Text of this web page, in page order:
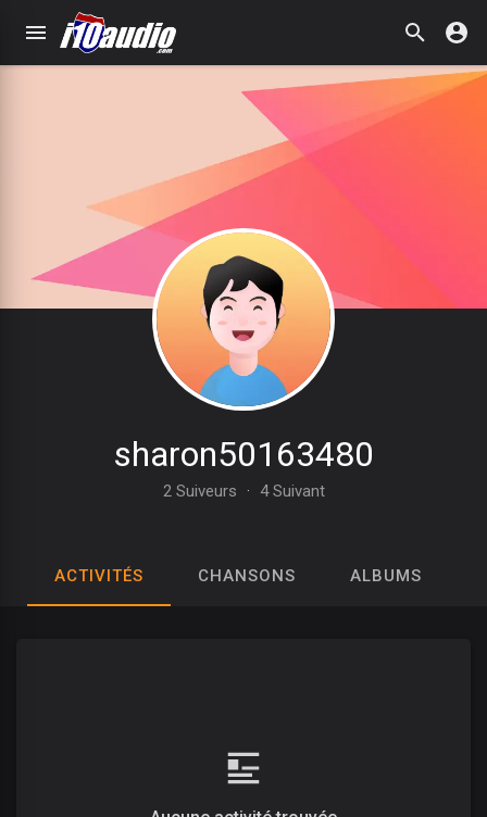
sharon50163480
2 Suiveurs · 4 Suivant
ACTIVITÉS CHANSONS ALBUMS